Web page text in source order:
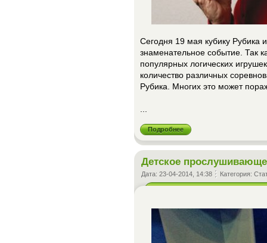
Сегодня 19 мая кубику Рубика
знаменательное событие. Так
популярных логических
количество различных
Рубика. Многих это может
Подробнее
Детское
Дата: 23-04-2014, 14:38 Категория: